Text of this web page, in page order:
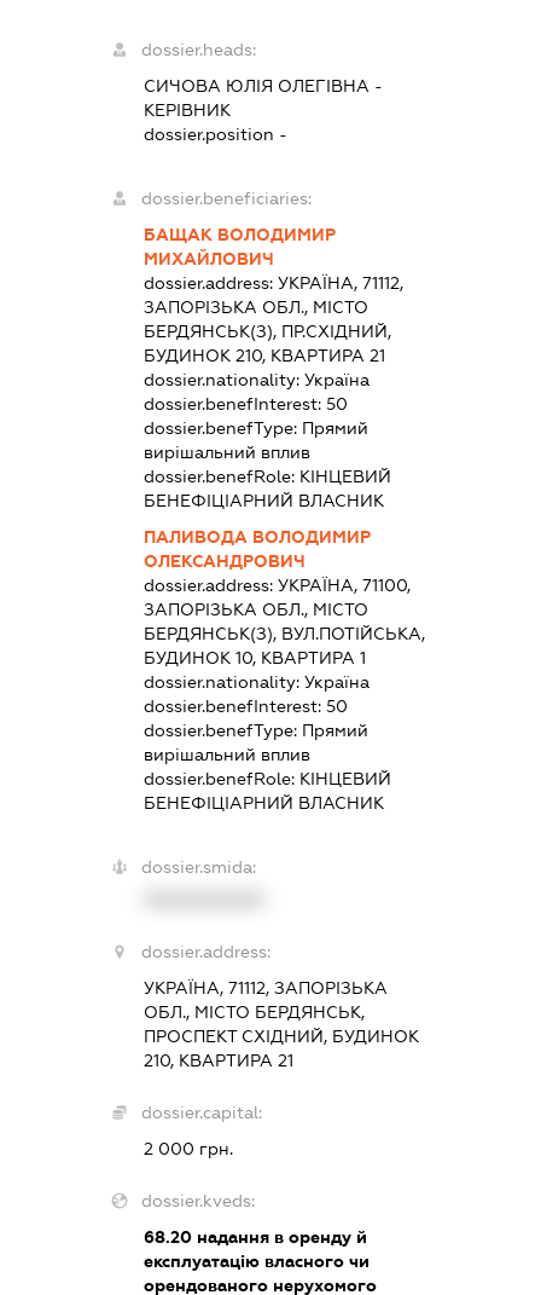
dossier.heads:
СИЧОВА ЮЛІЯ ОЛЕГІВНА -
КЕРІВНИК
dossier.position -
dossier.beneficiaries:
БАЩАК ВОЛОДИМИР
МИХАЙЛОВИЧ
dossier.address:УКРАЇНА, 71112,
ЗАПОРІЗЬКА ОБЛ., МІСТО
БЕРДЯНСЬК(З), ПР.СХІДНИЙ,
БУДИНОК 210, КВАРТИРА 21
dossier.nationality:Україна
dossier.benefInterest:50
dossier.benefType: Прямий
вирішальний вплив
dossier.benefRole: КІНЦЕВИЙ
БЕНЕФІЦІАРНИЙ ВЛАСНИК
ПАЛИВОДА ВОЛОДИМИР
ОЛЕКСАНДРОВИЧ
dossier.address:УКРАЇНА, 71100,
ЗАПОРІЗЬКА ОБЛ., МІСТО
БЕРДЯНСЬК(З), ВУЛ.ПОТІЙСЬКА,
БУДИНОК 10, КВАРТИРА 1
dossier.nationality:Україна
dossier.benefInterest:50
dossier.benefType: Прямий
вирішальний вплив
dossier.benefRole: КІНЦЕВИЙ
БЕНЕФІЦІАРНИЙ ВЛАСНИК
dossier.smida:
dossier.address:
УКРАЇНА, 71112, ЗАПОРІЗЬКА
ОБЛ., МІСТО БЕРДЯНСЬК,
ПРОСПЕКТ СХІДНИЙ, БУДИНОК
210, КВАРТИРА 21
dossier.capital:
2 000 грн.
dossier.kveds:
68.20 надання в оренду й
експлуатацію власного чи
орендованого нерухомого